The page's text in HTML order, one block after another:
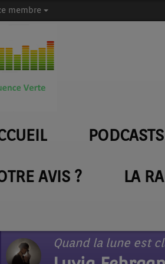
membre
PODCASTS
AVIS ? LA
Quand la lune est